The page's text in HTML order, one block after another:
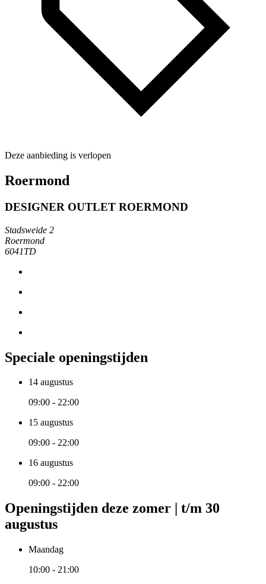
Deze aanbieding is verlopen
Roermond
DESIGNER OUTLET ROERMOND
Stadsweide 2
Roermond
6041TD
Speciale openingstijden
14 augustus
09:00 - 22:00
15 augustus
09:00 - 22:00
16 augustus
09:00 - 22:00
Openingstijden deze zomer | t/m 30
augustus
Maandag
10:00 - 21:00